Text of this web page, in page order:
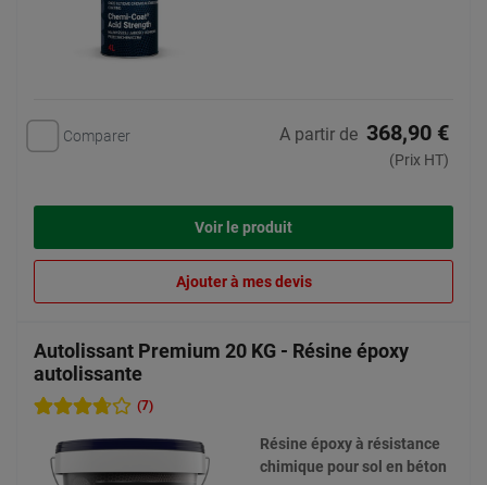
Comparer A partir de 368,90 €
(Prix HT)
Voir le produit
Ajouter à mes devis
Autolissant Premium 20 KG - Résine époxy
autolissante
(7)
Résine époxy à résistance
chimique pour sol en béton